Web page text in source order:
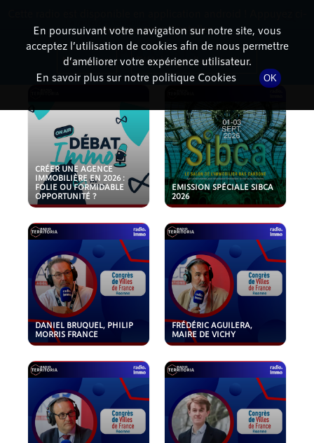
PODCASTS
CRÉER UNE AGENCE
IMMOBILIÈRE EN 2026 :
FOLIE OU FORMIDABLE
OPPORTUNITÉ ?
EMISSION SPÉCIALE SIBCA
2026
DANIEL BRUQUEL, PHILIP
MORRIS FRANCE
FRÉDÉRIC AGUILERA,
MAIRE DE VICHY
En poursuivant votre navigation sur notre site, vous
acceptez l’utilisation de cookies afin de nous permettre
d’améliorer votre expérience utilisateur.
En savoir plus sur notre politique Cookies
OK
dessous pour l'installer.
Non merci Télécharger l'application